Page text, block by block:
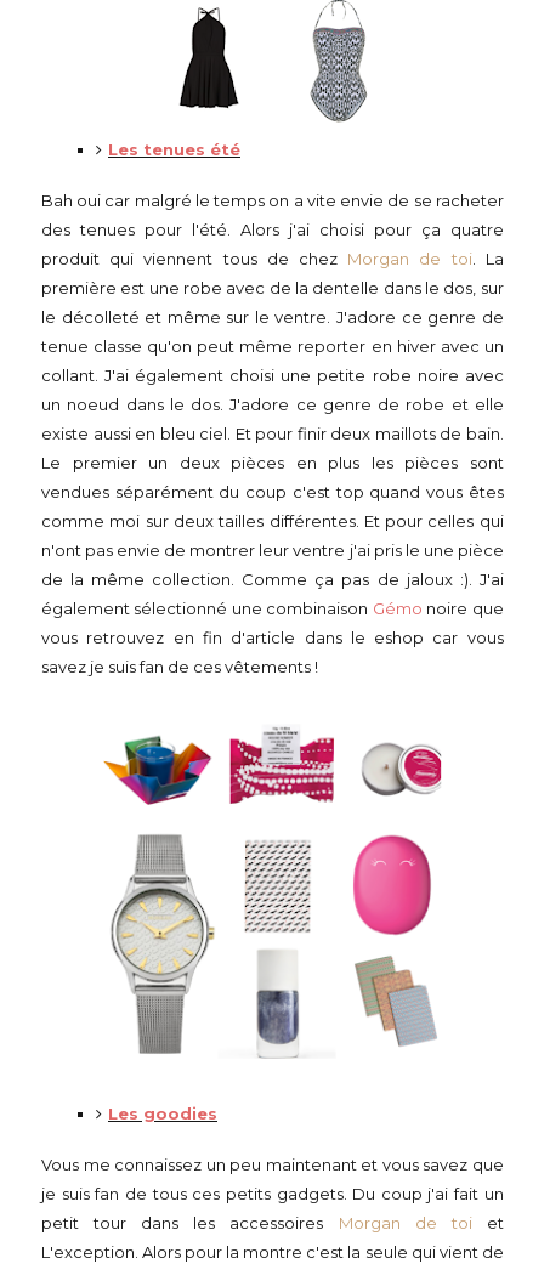
Les tenues été
Bah oui car malgré le temps on a vite envie de se racheter
des tenues pour l'été. Alors j'ai choisi pour ça quatre
produit qui viennent tous de chez Morgan de toi. La
première est une robe avec de la dentelle dans le dos, sur
le décolleté et même sur le ventre. J'adore ce genre de
tenue classe qu'on peut même reporter en hiver avec un
collant. J'ai également choisi une petite robe noire avec
un noeud dans le dos. J'adore ce genre de robe et elle
existe aussi en bleu ciel. Et pour finir deux maillots de bain.
Le premier un deux pièces en plus les pièces sont
vendues séparément du coup c'est top quand vous êtes
comme moi sur deux tailles différentes. Et pour celles qui
n'ont pas envie de montrer leur ventre j'ai pris le une pièce
de la même collection. Comme ça pas de jaloux :). J'ai
également sélectionné une combinaison Gémo noire que
vous retrouvez en fin d'article dans le eshop car vous
savez je suis fan de ces vêtements !
Les goodies
Vous me connaissez un peu maintenant et vous savez que
je suis fan de tous ces petits gadgets. Du coup j'ai fait un
petit tour dans les accessoires Morgan de toiet
L'exception. Alors pour la montre c'est la seule qui vient de